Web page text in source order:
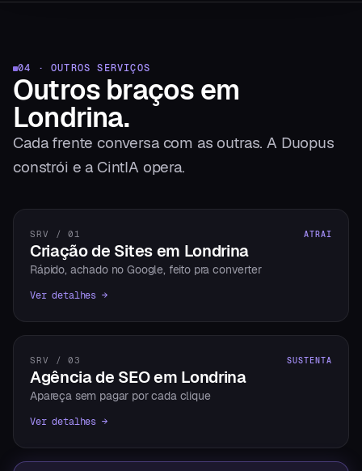
04 · OUTROS SERVIÇOS
Outros braços em
Londrina.
Cada frente conversa com as outras. A Duopus
constrói e a CintIA opera.
SRV / 01 ATRAI
Criação de Sites em Londrina
Rápido, achado no Google, feito pra converter
Ver detalhes →
SRV / 03 SUSTENTA
Agência de SEO em Londrina
Apareça sem pagar por cada clique
Ver detalhes →